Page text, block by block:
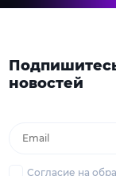
новостей
Согласие на